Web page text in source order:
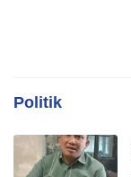
Politik